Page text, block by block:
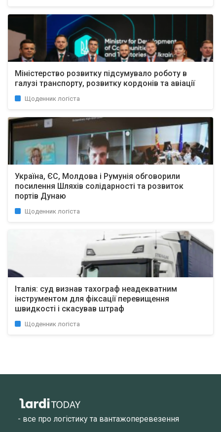
Міністерство розвитку підсумувало роботу в
галузі транспорту, розвитку кордонів та авіації
Щоденник логіста
Україна, ЄС, Молдова і Румунія обговорили
посилення Шляхів солідарності та розвиток
портів Дунаю
Щоденник логіста
Італія: суд визнав тахограф неадекватним
інструментом для фіксації перевищення
швидкості і скасував штраф
Щоденник логіста
- все про логістику та вантажоперевезення